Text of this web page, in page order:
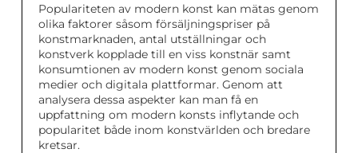
Populariteten av modern konst kan mätas genom
olika faktorer såsom försäljningspriser på
konstmarknaden, antal utställningar och
konstverk kopplade till en viss konstnär samt
konsumtionen av modern konst genom sociala
medier och digitala plattformar. Genom att
analysera dessa aspekter kan man få en
uppfattning om modern konsts inflytande och
popularitet både inom konstvärlden och bredare
kretsar.